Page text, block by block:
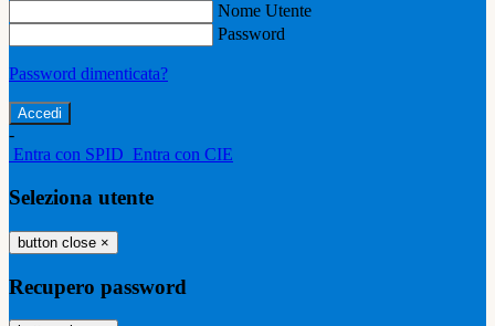
Nome Utente
Password
Password dimenticata?
-
Entra con SPID Entra con CIE
Seleziona utente
button close ×
Recupero password